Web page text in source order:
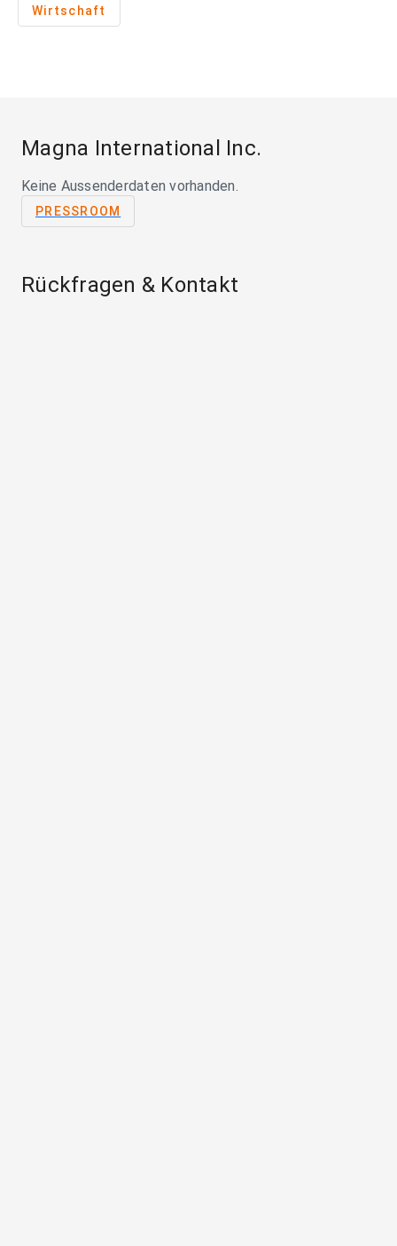
Wirtschaft
Magna International Inc.
Keine Aussenderdaten vorhanden.
PRESSROOM
Rückfragen & Kontakt